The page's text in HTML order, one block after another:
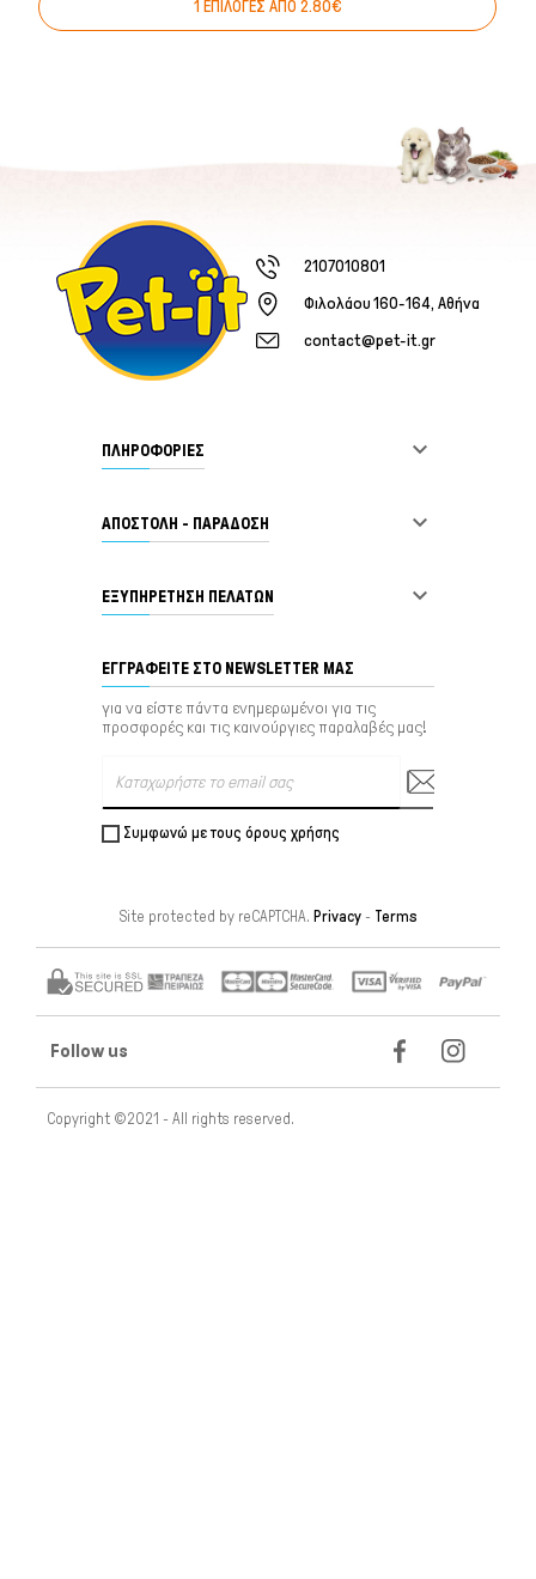
1 ΕΠΙΛΟΓΕΣ ΑΠΟ 2.80€
2107010801
Φιλολάου 160-164, Αθήνα
contact@pet-it.gr
ΠΛΗΡΟΦΟΡΙΕΣ 
ΑΠΟΣΤΟΛΗ - ΠΑΡΑΔΟΣΗ 
ΕΞΥΠΗΡΈΤΗΣΗ ΠΕΛΑΤΏΝ 
ΕΓΓΡΑΦΕΊΤΕ ΣΤΟ NEWSLETTER ΜΑΣ
για να είστε πάντα ενημερωμένοι για τις
προσφορές και τις καινούργιες παραλαβές μας!
Συμφωνώ με τους όρους χρήσης
Site protected by reCAPTCHA. Privacy- Terms
Follow us
Copyright ©2021 - All rights reserved.